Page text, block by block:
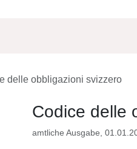
obbligazioni svizzero
Codice delle
amtliche Ausgabe,